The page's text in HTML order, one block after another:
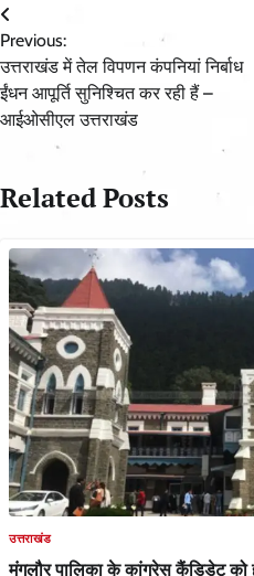
Post
navigation
Previous:
उत्तराखंड में तेल विपणन कंपनियां निर्बाध
ईंधन आपूर्ति सुनिश्चित कर रही हैं –
आईओसीएल उत्तराखंड
Related Posts
उत्तराखंड
मंगलौर पालिका के कांग्रेस कैंडिडेट को